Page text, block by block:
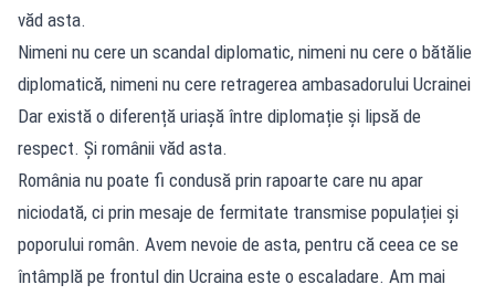
văd asta.
Nimeni nu cere un scandal diplomatic, nimeni nu cere o bătălie
diplomatică, nimeni nu cere retragerea ambasadorului Ucrainei
Dar există o diferență uriașă între diplomație și lipsă de
respect. Și românii văd asta.
România nu poate fi condusă prin rapoarte care nu apar
niciodată, ci prin mesaje de fermitate transmise populației și
poporului român. Avem nevoie de asta, pentru că ceea ce se
întâmplă pe frontul din Ucraina este o escaladare. Am mai